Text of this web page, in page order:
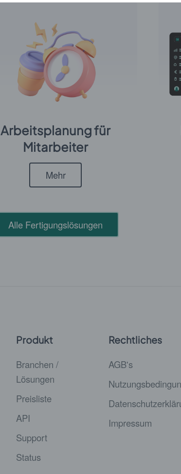
Arbeitsplanung für
Mitarbeiter
Mehr
Alle Fertigungslösungen
Produkt
Branchen /
Lösungen
Preisliste
API
Support
Status
Rechtliches
AGB's
Impressum